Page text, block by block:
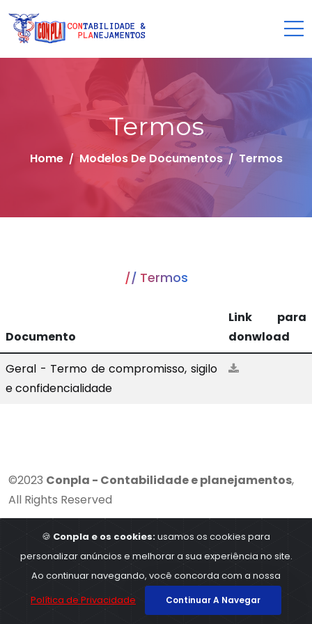
Termos
Home Modelos De Documentos Termos
Termos
Documento
Link para
donwload
Geral - Termo de compromisso, sigilo
e confidencialidade
🍪 Conpla e os cookies:usamos os cookies para
personalizar anúncios e melhorar a sua experiência no site.
Ao continuar navegando, você concorda com a nossa
Política de Privacidade
Continuar A Navegar
©2023 Conpla - Contabilidade e planejamentos,
All Rights Reserved